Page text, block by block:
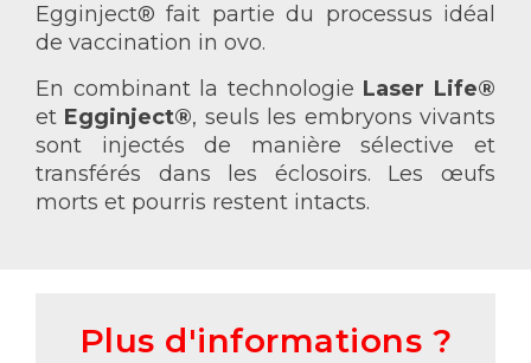
Egginject® fait partie du processus idéal
de vaccination in ovo.
En combinant la technologie Laser Life®
et Egginject®, seuls les embryons vivants
sont injectés de manière sélective et
transférés dans les éclosoirs. Les œufs
morts et pourris restent intacts.
Plus d'informations ?